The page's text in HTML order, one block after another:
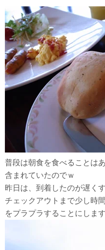
普段は朝食を食べることは
含まれていたのでｗ
昨日は、到着したのが遅く
チェックアウトまで少し時
をプラプラすることにします